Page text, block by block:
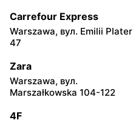
moje sklepy
Kazimierza Wielka, вул.
Kolejowa 15
moje sklepy
Górki, вул. Górki 71
moje sklepy
Carrefour Express
Warszawa, вул. Emilii Plater
47
Zara
Warszawa, вул.
Marszałkowska 104-122
4F